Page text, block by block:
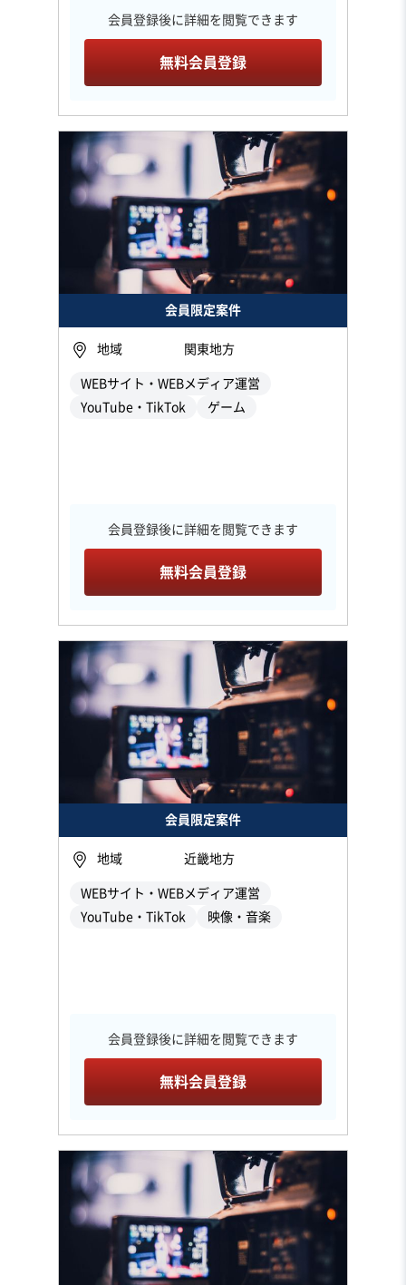
会員登録後に詳細を閲覧できます
無料会員登録
会員限定案件
地域 関東地方
WEBサイト・WEBメディア運営
YouTube・TikTok
ゲーム
会員登録後に詳細を閲覧できます
無料会員登録
会員限定案件
地域 近畿地方
WEBサイト・WEBメディア運営
YouTube・TikTok
映像・音楽
会員登録後に詳細を閲覧できます
無料会員登録